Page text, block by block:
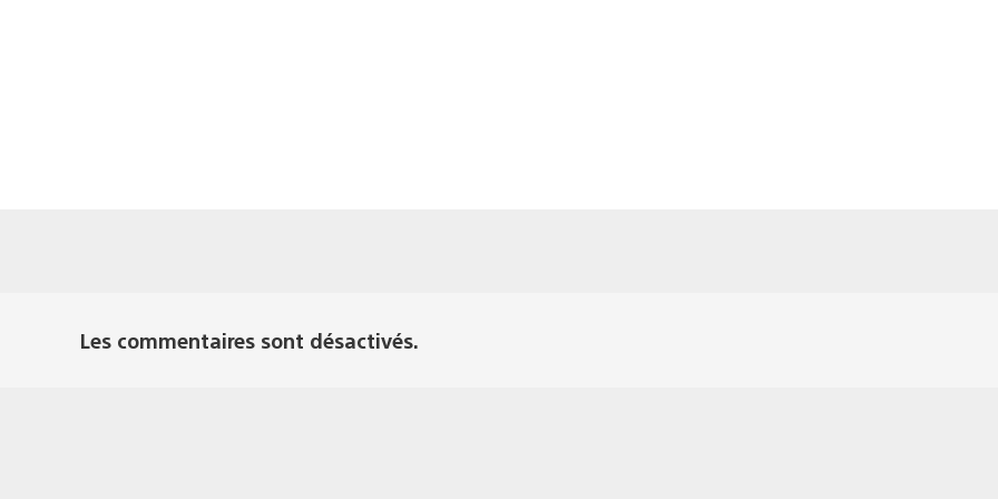
Les commentaires sont désactivés.